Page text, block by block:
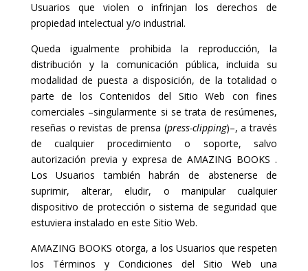
Usuarios que violen o infrinjan los derechos de
propiedad intelectual y/o industrial.
Queda igualmente prohibida la reproducción, la
distribución y la comunicación pública, incluida su
modalidad de puesta a disposición, de la totalidad o
parte de los Contenidos del Sitio Web con fines
comerciales –singularmente si se trata de resúmenes,
reseñas o revistas de prensa (press-clipping)–, a través
de cualquier procedimiento o soporte, salvo
autorización previa y expresa de AMAZING BOOKS .
Los Usuarios también habrán de abstenerse de
suprimir, alterar, eludir, o manipular cualquier
dispositivo de protección o sistema de seguridad que
estuviera instalado en este Sitio Web.
AMAZING BOOKS otorga, a los Usuarios que respeten
los Términos y Condiciones del Sitio Web una